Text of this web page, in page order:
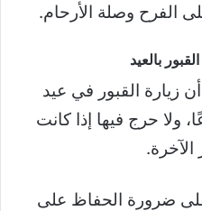
الفرح وصلة الأرحام.
بالعيد
زيارة القبور في عيد
ولا حرج فيها إذا كانت
الآخرة.
ضرورة الحفاظ على